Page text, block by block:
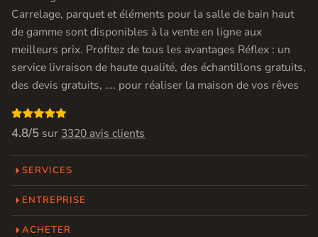
Carrelage, parquet et éléments pour la salle de bain haut
de gamme sont disponibles à la vente en ligne aux
meilleurs prix. Profitez de tous les avantages Réflex : un
service livraison de haute qualité, des échantillons gratuits,
des devis gratuits, …. pour réaliser la maison de vos rêves

4.8/5 sur 3320 avis clients
SERVICES
ENTREPRISE
ACHETER